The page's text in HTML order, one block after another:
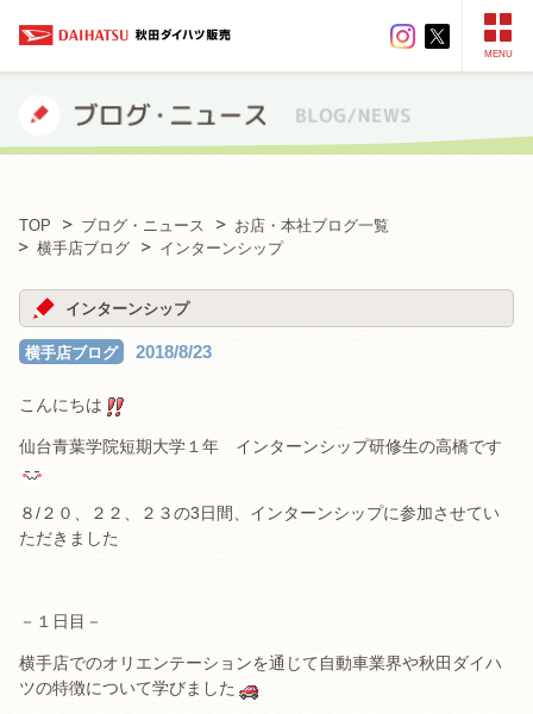
MENU
TOP ブログ・ニュース
お店・本社ブログ一覧
横手店ブログ
インターンシップ
インターンシップ
横手店ブログ 2018/8/23
こんにちは
仙台青葉学院短期大学１年 インターンシップ研修生の高橋です
８/２０、２２、２３の3日間、インターンシップに参加させてい
ただきました
－１日目－
横手店でのオリエンテーションを通じて自動車業界や秋田ダイハ
ツの特徴について学びました